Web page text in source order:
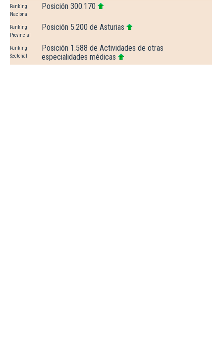
Ranking
Nacional
Posición 300.170
Ranking
Provincial
Posición 5.200 de Asturias
Ranking
Sectorial
Posición 1.588 de Actividades de otras
especialidades médicas